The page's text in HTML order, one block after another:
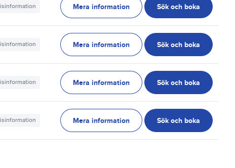
Mera information Sök och boka
Mera information Sök och boka
Mera information Sök och boka
Mera information Sök och boka